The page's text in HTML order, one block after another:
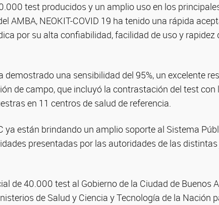
test producidos y un amplio uso en los
AMBA, NEOKIT-COVID 19 ha tenido una rápida
por su alta confiabilidad, facilidad de uso y
demostrado una sensibilidad del 95%, un excelente
de campo, que incluyó la contrastación del test con
en 11 centros de salud de referencia.
ya están brindando un amplio soporte al Sistema
presentadas por las autoridades de las
de 40.000 test al Gobierno de la Ciudad de Buenos
de Salud y Ciencia y Tecnología de la Nación